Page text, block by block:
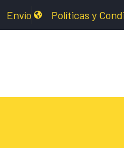
Envío Políticas y